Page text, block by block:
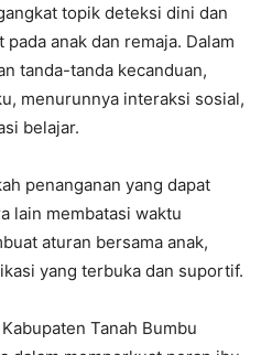
topik deteksi dini dan
anak dan remaja. Dalam
tanda-tanda kecanduan,
menurunnya interaksi sosial,
belajar.
penanganan yang dapat
lain membatasi waktu
aturan bersama anak,
yang terbuka dan suportif.
Tanah Bumbu